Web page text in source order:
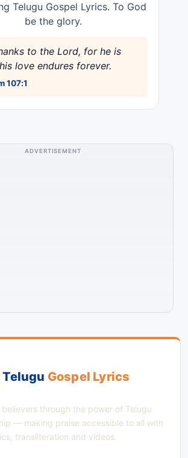
Telugu Gospel Lyrics. To God
be the glory.
to the Lord, for he is
love endures forever.
107:1
ADVERTISEMENT
Telugu Gospel Lyrics
through the power of Telugu
— making praise accessible to all with
transliteration and videos.